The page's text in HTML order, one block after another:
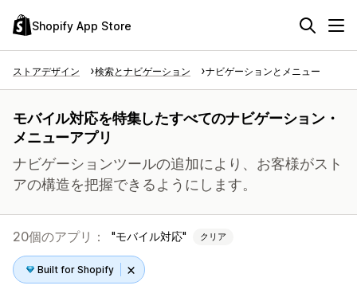
Shopify App Store
ストアデザイン 検索とナビゲーション ナビゲーションとメニュー
モバイル対応を特集したすべてのナビゲーション・
メニューアプリ
ナビゲーションツールの追加により、お客様がスト
アの構造を把握できるようにします。
20個のアプリ： モバイル対応 クリア
Built for Shopify